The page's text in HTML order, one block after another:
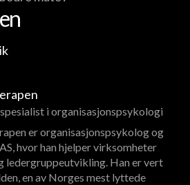
i organisasjonspsykologi
er organisasjonspsykolog og
hvor han hjelper virksomheter
ledergruppeutvikling. Han er vert
en av Norges mest lyttede